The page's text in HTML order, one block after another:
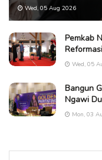
Wed, 05 Aug 2026
Pemkab
Wed, 05
Bangun
Ngawi
Mon, 03